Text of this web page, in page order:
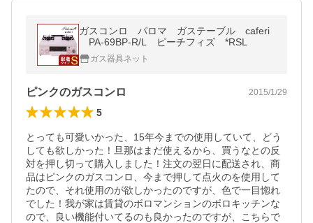
ガスコンロ パロマ ガステーブル caferi
PA-69BP-R/L ピーチフィズ *RSL
ガス器具ネット
ピンクのガスコンロ 2015/1/29
5
とっても可愛いかった、15年今までの使用していて、どう
しても欲しかった！旦那はまだ使えるから、買うなとの反
対を押し切って購入しました！注文の翌日に配送され、商
品はピンクのガスコンロ、今まで押して点火のを使用して
たので、それ使用のが欲しかったのですが、色で一目惚れ
でした！我が家は賃貸のボロマンションのボロキッチンな
ので、良い機能付いてるのも良かったのですが、こちらで